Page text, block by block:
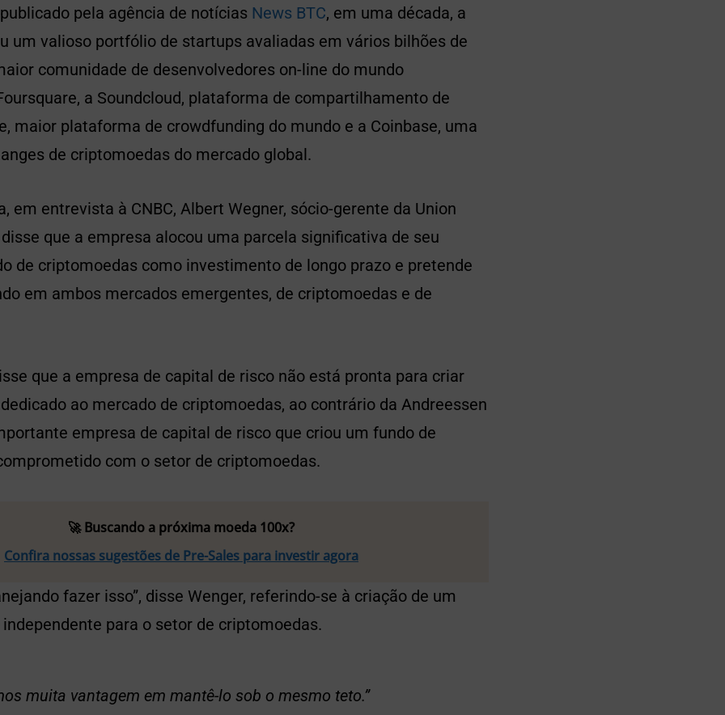
pela agência de notícias News BTC, em uma década, a
um valioso portfólio de startups avaliadas em vários bilhões de
comunidade de desenvolvedores on-line do mundo
a Soundcloud, plataforma de compartilhamento de
maior plataforma de crowdfunding do mundo e a Coinbase, uma
de criptomoedas do mercado global.
em entrevista à CNBC, Albert Wegner, sócio-gerente da Union
que a empresa alocou uma parcela significativa de seu
de criptomoedas como investimento de longo prazo e pretende
em ambos mercados emergentes, de criptomoedas e de
que a empresa de capital de risco não está pronta para criar
ao mercado de criptomoedas, ao contrário da Andreessen
empresa de capital de risco que criou um fundo de
com o setor de criptomoedas.
🚀 Buscando a próxima moeda 100x?
Confira nossas sugestões de Pre-Sales para investir agora
fazer isso”, disse Wenger, referindo-se à criação de um
para o setor de criptomoedas.
muita vantagem em mantê-lo sob o mesmo teto.”